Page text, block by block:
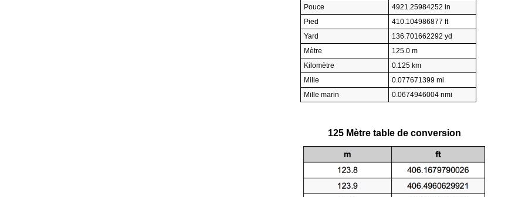
Pouce
4921.25984252 in
Pied
410.104986877 ft
Yard
136.701662292 yd
Mètre
125.0 m
Kilomètre
0.125 km
Mille
0.077671399 mi
Mille marin
0.0674946004 nmi
125 Mètre table de conversion